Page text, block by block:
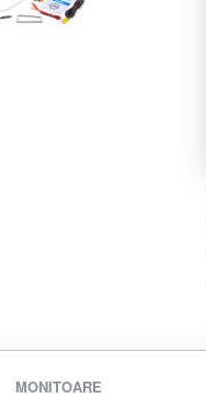
MONITOARE